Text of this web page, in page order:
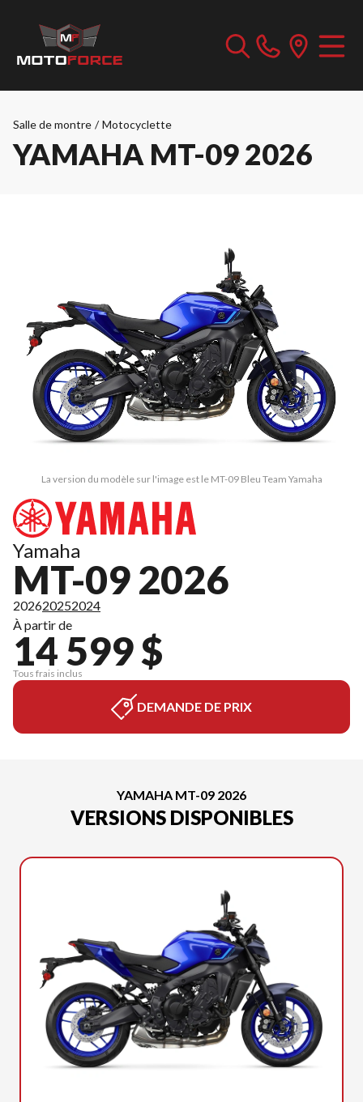
Salle de montre / Motocyclette
YAMAHA MT-09 2026
La version du modèle sur l'image est le MT-09 Bleu Team Yamaha
Yamaha
MT-09 2026
202620252024
À partir de
14 599 $
Tous frais inclus
DEMANDE DE PRIX
YAMAHA MT-09 2026
VERSIONS DISPONIBLES